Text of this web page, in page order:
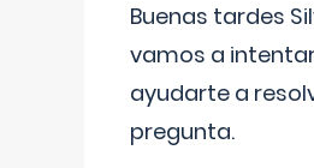
Buenas tardes
vamos a
ayudarte a
pregunta.